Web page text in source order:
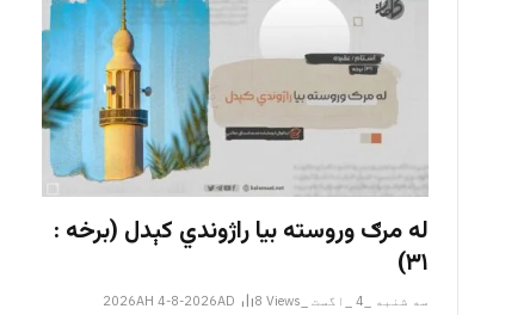
له مرګ وروسته بیا راژوندي کېدل (برخه :
۳۱)
سه شنبه _4 _اگست _2026AH 4-8-2026AD 8 Views